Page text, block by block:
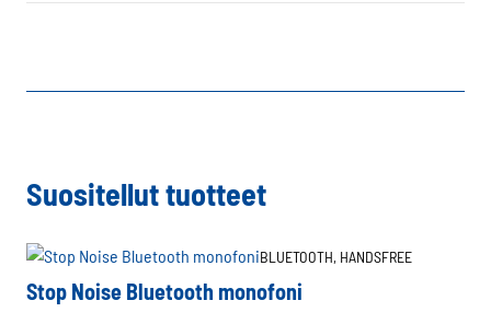
Suositellut tuotteet
BLUETOOTH, HANDSFREE
Stop Noise Bluetooth monofoni